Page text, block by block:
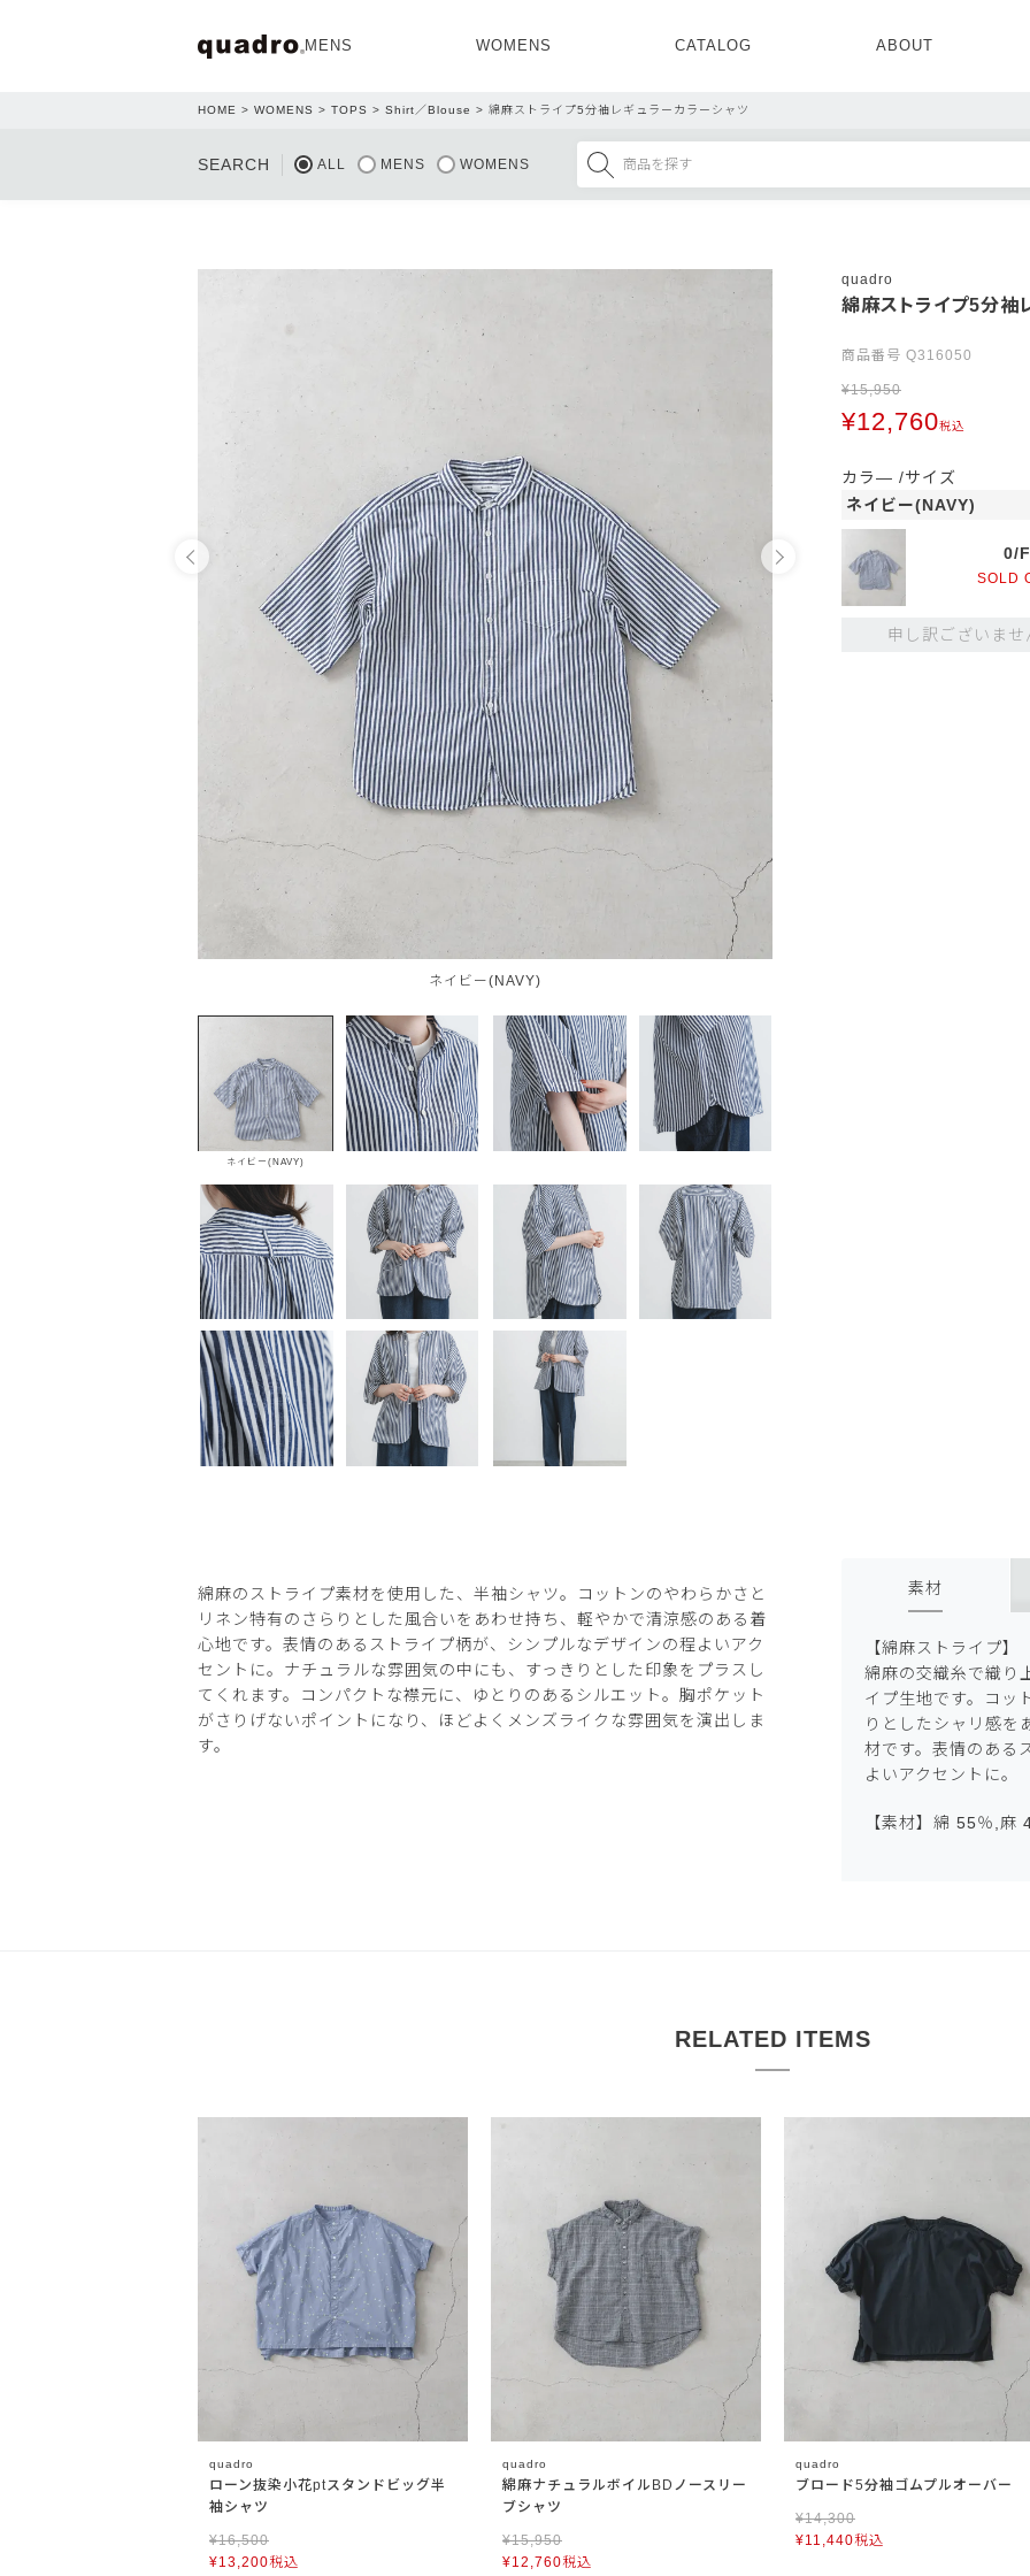
MENS
MENS ALL
TOPS OUTER
WOMENS
WOMENS ALL
TOPS OUTER
CATALOG ABOUT
CONCEPT NEWS
HOME WOMENS TOPS Shirt／Blouse 綿麻ストライプ5分袖レギュラーカラーシャツ
SEARCH ALL MENS WOMENS
ネイビー(NAVY)
ネイビー(NAVY)
quadro
綿麻ストライプ5分袖
商品番号 Q316050
¥15,950
¥12,760税込
カラ―
サイズ
ネイビー(NAVY)
0/F
SOLD
申し訳ございませ
綿麻のストライプ素材を使用した、半袖シャツ。コットンのやわらかさと
リネン特有のさらりとした風合いをあわせ持ち、軽やかで清涼感のある着
心地です。表情のあるストライプ柄が、シンプルなデザインの程よいアク
セントに。ナチュラルな雰囲気の中にも、すっきりとした印象をプラスし
てくれます。コンパクトな襟元に、ゆとりのあるシルエット。胸ポケット
がさりげないポイントになり、ほどよくメンズライクな雰囲気を演出しま
す。
素材
【綿麻ストライプ】
綿麻の交織糸で織り
イプ生地です。コッ
りとしたシャリ感を
材です。表情のある
よいアクセントに。
【素材】綿 55％,麻
RELATED ITEMS
quadro
ローン抜染小花ptスタンドビッグ半
袖シャツ
¥16,500
¥13,200税込
quadro
綿麻ナチュラルボイルBDノースリー
ブシャツ
¥15,950
¥12,760税込
quadro
ブロード5分袖ゴムプルオーバー
¥14,300
¥11,440税込